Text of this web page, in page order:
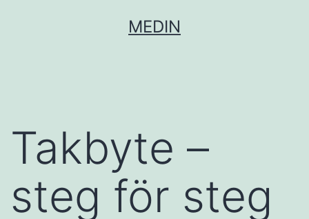
MEDIN
Takbyte –
steg för steg